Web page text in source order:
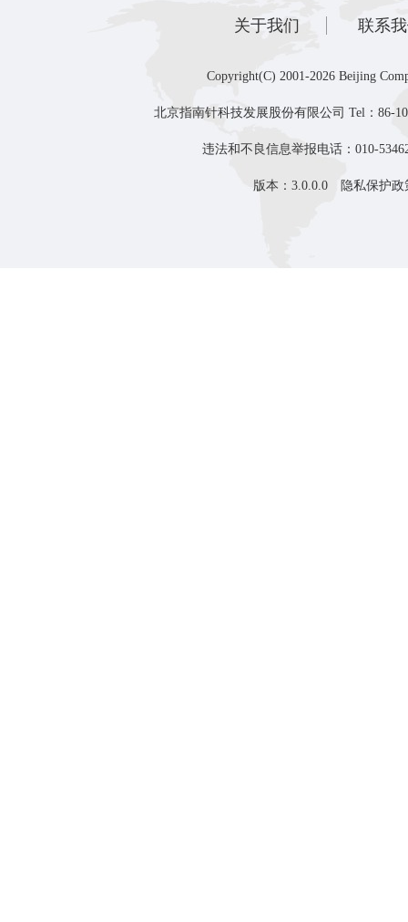
关于我们 联系
Copyright(C) 2001-2026 Beijing
北京指南针科技发展股份有限公司 Tel：86-
违法和不良信息举报电话：010-
版本：3.0.0.0 隐私保护政